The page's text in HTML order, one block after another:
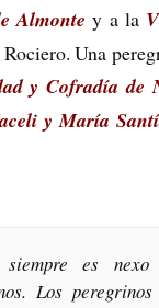
Almonte y a la
Una
y Cofradía de
y María
es
Los